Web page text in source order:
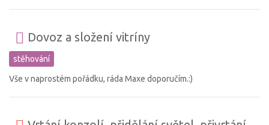
Dovoz a složení vitríny
stěhování
Vše v naprostém pořádku, ráda Maxe doporučím.:)